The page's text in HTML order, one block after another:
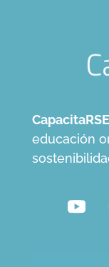
educación